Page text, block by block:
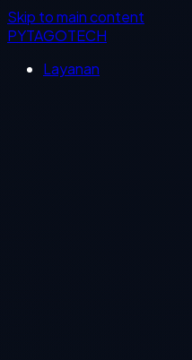
Skip to main content
PYTAGOTECH
Layanan